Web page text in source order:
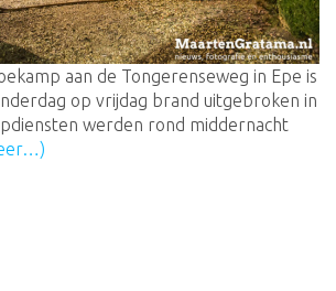
aan de Tongerenseweg in Epe is
op vrijdag brand uitgebroken in
werden rond middernacht